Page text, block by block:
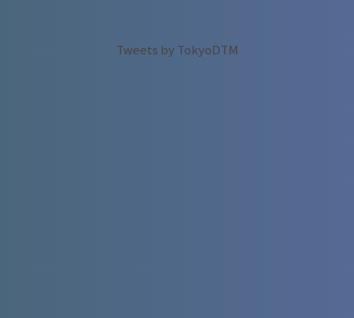
Tweets by TokyoDTM